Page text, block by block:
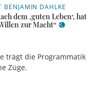
BENJAMIN DAHLKE
dem ,guten Leben‘, hat
zur Macht“
trägt die Programmatik
Züge.